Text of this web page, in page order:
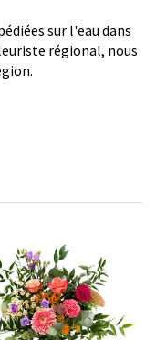
sur l'eau dans
régional, nous